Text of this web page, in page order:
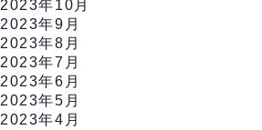
2023年10月
2023年9月
2023年8月
2023年7月
2023年6月
2023年5月
2023年4月